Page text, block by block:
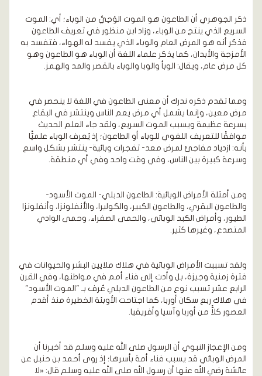
ذكر الجوهري أن الطاعون هو الموت الوَحِيُّ من الوباء؛ أي: الموت
السريع الذي ينتج من الوباء، وزاد ابن منظور في تعريف الطاعون
فذكر أنه هو المرض العام والوباء الذي يفسد له الهواء، فتفسد به
الأمزجة والأبدان، كما يذكر علماء اللغة أن الوباء هو الطاعون وهو
كل مرض عام، ويقال: الوبأ والوبا والوباء بالقصر والمد والهمز.
ومما تقدم ذكره ندرك أن معنى الطاعون في اللغة لا ينحصر في
مرض معين، وإنما يشمل أي مرض يعم الناس وينتشر في البقاع
بسرعة عظيمة ويسبب الموت السريع، ولقد جاء العلم الحديث
موافقًا للتعريف اللغوي للوباء أو الطاعون؛ إذ يُعرف الوباء علميًّا
بأنه: ازدياد مفاجئ لمرض معد- تفجرات وبائية- ينتشر بشكل واسع
وسرعة كبيرة بين الناس، وفي وقت واحد وفي أي منطقة.
ومن أمثلة الأمراض الوبائية: الطاعون الدبلي- الموت الأسود-
والطاعون البقري، والطاعون الكبير، والكوليرا، والأنفلونزا، وأنفلونزا
الطيور، وأمراض الكبد الوبائي، والحمى الصفراء، وحمى الوادي
المتصدع، وغيرها كثير.
ولقد تسببت الأمراض الوبائية في هلاك ملايين البشر والحيوانات في
فترة زمنية وجيزة، بل وأدت إلى فناء أمم في مواطنها، وفي القرن
الرابع عشر تسبب نوع من الطاعون الدبلي عُرف بـ "الموت الأسود"
في هلاك ربع سكان أوربا، كما اجتاحت الأوبئة الخطيرة منذ أقدم
العصور كلاًّ من أوربا وآسيا وأفريقيا.
ومن الإعجاز النبوي أن الرسول صلى الله عليه وسلم قد أخبرنا أن
المرض الوبائي قد يسبب فناء أمة بأسرها؛ إذ روى أحمد بن حنبل عن
عائشة رضي الله عنها أن رسول الله صلى الله عليه وسلم قال: «لا